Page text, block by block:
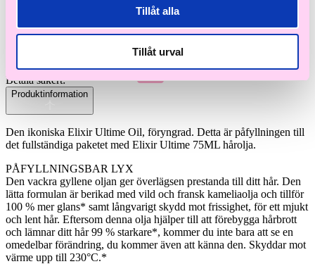
Tillåt alla
Tillåt urval
Elixir
Ultime
Originale
Hair
Oil
75ml
mängd
+ Lägg i varukorg
Betala säkert:
Produktinformation
Den ikoniska Elixir Ultime Oil, föryngrad. Detta är påfyllningen till
det fullständiga paketet med Elixir Ultime 75ML hårolja.
PÅFYLLNINGSBAR LYX
Den vackra gyllene oljan ger överlägsen prestanda till ditt hår. Den
lätta formulan är berikad med vild och fransk kameliaolja och tillför
100 % mer glans* samt långvarigt skydd mot frissighet, för ett mjukt
och lent hår. Eftersom denna olja hjälper till att förebygga hårbrott
och lämnar ditt hår 99 % starkare*, kommer du inte bara att se en
omedelbar förändring, du kommer även att känna den. Skyddar mot
värme upp till 230°C.*